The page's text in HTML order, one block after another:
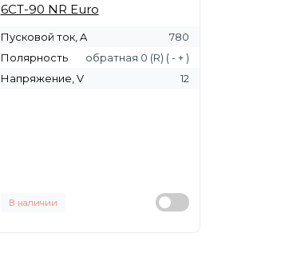
6СТ-90 NR Euro
Пусковой ток, A
780
Полярность
обратная 0 (R) ( - + )
Напряжение, V
12
В наличии